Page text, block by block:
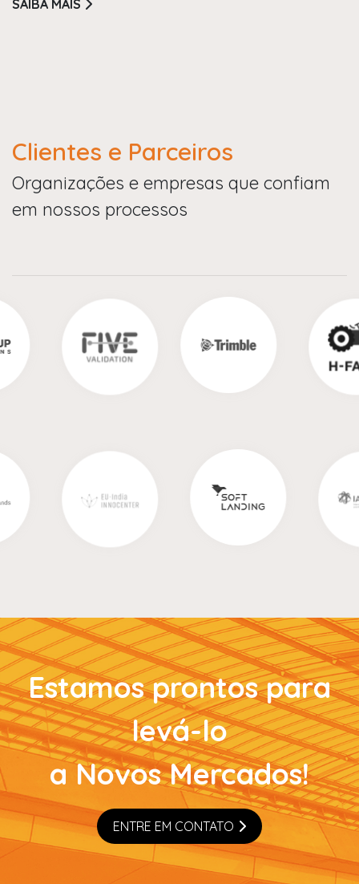
SAIBA MAIS
Clientes e Parceiros
Organizações e empresas que confiam
em nossos processos
Estamos prontos para
levá-lo
a Novos Mercados!
ENTRE EM CONTATO